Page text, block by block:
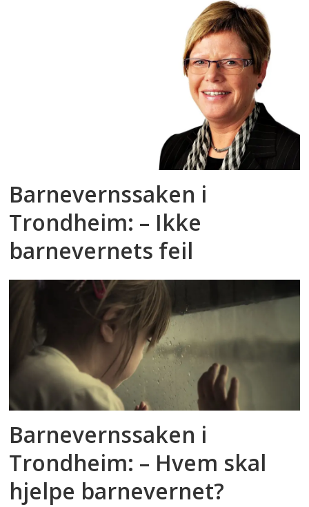
Barnevernssaken i
Trondheim: – Ikke
barnevernets feil
Barnevernssaken i
Trondheim: – Hvem skal
hjelpe barnevernet?